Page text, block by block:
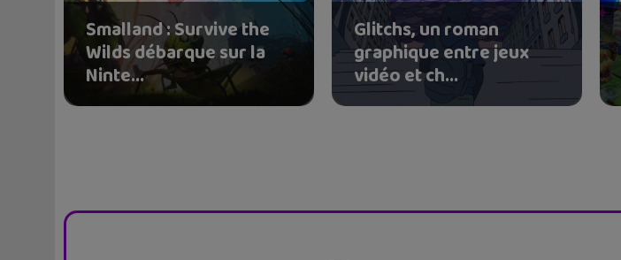
Smalland : Survive the
Wilds débarque sur la
Ninte...
Glitchs, un roman
graphique entre jeux
vidéo et ch...